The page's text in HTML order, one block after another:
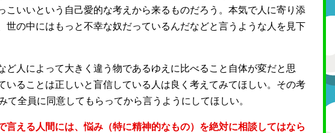
こいいという自己愛的な考えから来るものだろう。本気で人に寄り添
世の中にはもっと不幸な奴だっているんだなどと言うような人を見下
ど人によって大きく違う物であるゆえに比べること自体が変だと思
いることは正しいと盲信している人は良く考えてみてほしい。その考
て全員に同意してもらってから言うようにしてほしい。
言える人間には、悩み（特に精神的なもの）を絶対に相談してはなら